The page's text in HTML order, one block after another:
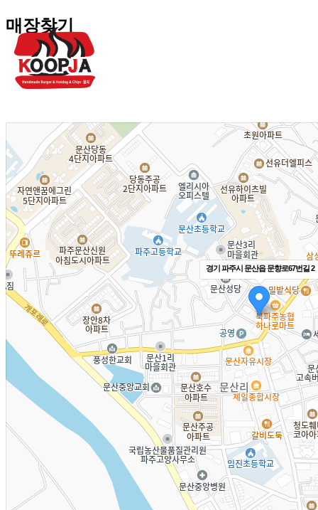
매장찾기
경기 파주시 문산읍 문향로67번길 2